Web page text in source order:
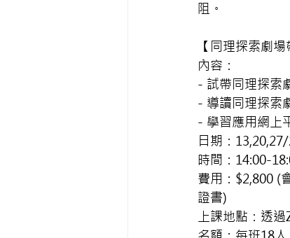
阻。
【同理探索劇
內容：
- 試帶同理探索
- 導讀同理探索
- 學習應用網上
日期：
時間：14:00-
費用：$2,800 (
證書)
上課地點：透